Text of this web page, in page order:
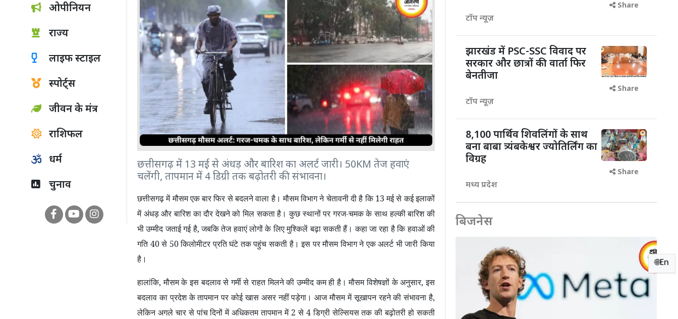
🌐En
ओपीनियन
राज्य
लाइफ स्टाइल
स्पोर्ट्स
जीवन के मंत्र
राशिफल
धर्म
चुनाव
छत्तीसगढ़ में 13 मई से अंधड़ और बारिश का अलर्ट जारी। 50KM तेज हवाएं
चलेंगी, तापमान में 4 डिग्री तक बढ़ोतरी की संभावना।
छत्तीसगढ़ में मौसम एक बार फिर से बदलने वाला है। मौसम विभाग ने चेतावनी दी है कि13मई से कई इलाकों
में अंधड़ और बारिश का दौर देखने को मिल सकता है। कुछ स्थानों पर गरज-चमक के साथ हल्की बारिश की
भी उम्मीद जताई गई है,जबकि तेज हवाएं लोगों के लिए मुश्किलें बढ़ा सकती हैं। कहा जा रहा है कि हवाओं की
गति40से 50किलोमीटर प्रति घंटे तक पहुंच सकती है। इस पर मौसम विभाग ने एक अलर्ट भी जारी किया
है।
हालांकि,मौसम के इस बदलाव से गर्मी से राहत मिलने की उम्मीद कम ही है। मौसम विशेषज्ञों के अनुसार,इस
बदलाव का प्रदेश के तापमान पर कोई खास असर नहीं पड़ेगा। आज मौसम में सूखापन रहने की संभावना है,
लेकिन अगले चार से पांच दिनों में अधिकतम तापमान में 2 से 4डिग्री सेल्सियस तक की बढ़ोतरी हो सकती
टॉप न्यूज़
Share
झारखंड में PSC-SSC विवाद पर
सरकार और छात्रों की वार्ता फिर
बेनतीजा
टॉप न्यूज़
Share
8,100 पार्थिव शिवलिंगों के साथ
बना बाबा त्र्यंबकेश्वर ज्योतिर्लिंग का
विग्रह
मध्य प्रदेश
Share
बिजनेस